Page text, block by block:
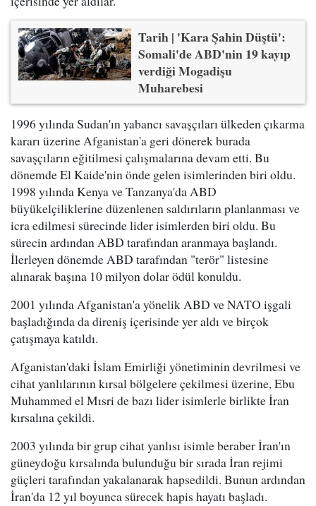
Tarih | 'Kara Şahin Düştü':
Somali'de ABD'nin 19 kayıp
verdiği Mogadişu
Muharebesi
1996 yılında Sudan'ın yabancı savaşçıları ülkeden çıkarma
kararı üzerine Afganistan'a geri dönerek burada
savaşçıların eğitilmesi çalışmalarına devam etti. Bu
dönemde El Kaide'nin önde gelen isimlerinden biri oldu.
1998 yılında Kenya ve Tanzanya'da ABD
büyükelçiliklerine düzenlenen saldırıların planlanması ve
icra edilmesi sürecinde lider isimlerden biri oldu. Bu
sürecin ardından ABD tarafından aranmaya başlandı.
İlerleyen dönemde ABD tarafından "terör" listesine
alınarak başına 10 milyon dolar ödül konuldu.
2001 yılında Afganistan'a yönelik ABD ve NATO işgali
başladığında da direniş içerisinde yer aldı ve birçok
çatışmaya katıldı.
Afganistan'daki İslam Emirliği yönetiminin devrilmesi ve
cihat yanlılarının kırsal bölgelere çekilmesi üzerine, Ebu
Muhammed el Mısri de bazı lider isimlerle birlikte İran
kırsalına çekildi.
2003 yılında bir grup cihat yanlısı isimle beraber İran'ın
güneydoğu kırsalında bulunduğu bir sırada İran rejimi
güçleri tarafından yakalanarak hapsedildi. Bunun ardından
İran'da 12 yıl boyunca sürecek hapis hayatı başladı.